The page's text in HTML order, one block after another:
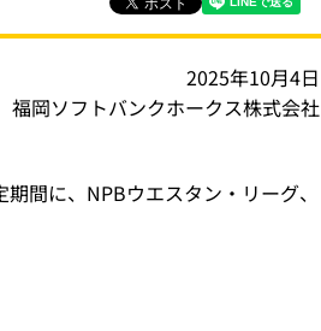
2025年10月4日
福岡ソフトバンクホークス株式会社
間に、NPBウエスタン・リーグ、